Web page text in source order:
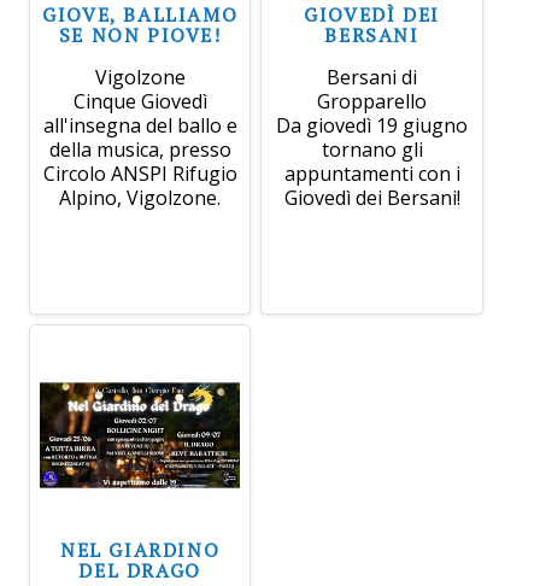
GIOVE, BALLIAMO
SE NON PIOVE!
Vigolzone
Cinque Giovedì
all'insegna del ballo e
della musica, presso
Circolo ANSPI Rifugio
Alpino, Vigolzone.
GIOVEDÌ DEI
BERSANI
Bersani di
Gropparello
Da giovedì 19 giugno
tornano gli
appuntamenti con i
Giovedì dei Bersani!
NEL GIARDINO
DEL DRAGO